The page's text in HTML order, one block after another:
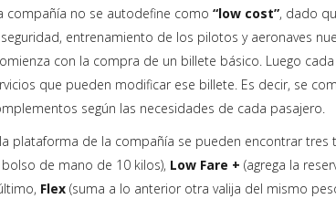
compañía no se autodefine como “low cost”, dado
entrenamiento de los pilotos y aeronaves
con la compra de un billete básico. Luego
que pueden modificar ese billete. Es decir, se
según las necesidades de cada pasajero.
plataforma de la compañía se pueden encontrar tres
de mano de 10 kilos), Low Fare + (agrega la
Flex (suma a lo anterior otra valija del mismo